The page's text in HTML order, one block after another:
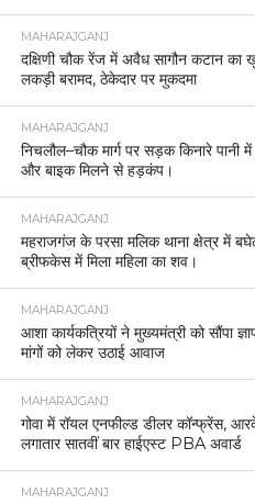
MAHARAJGANJ
दक्षिणी चौक रेंज में अवैध सागौन कटान का
लकड़ी बरामद, ठेकेदार पर मुकदमा
MAHARAJGANJ
निचलौल–चौक मार्ग पर सड़क किनारे पानी
और बाइक मिलने से हड़कंप।
MAHARAJGANJ
महराजगंज के परसा मलिक थाना क्षेत्र में
ब्रीफकेस में मिला महिला का शव।
MAHARAJGANJ
आशा कार्यकत्रियों ने मुख्यमंत्री को सौंपा
मांगों को लेकर उठाई आवाज
MAHARAJGANJ
गोवा में रॉयल एनफील्ड डीलर कॉन्फ्रेंस,
लगातार सातवीं बार हाईएस्ट PBA अवार्ड
MAHARAJGANJ